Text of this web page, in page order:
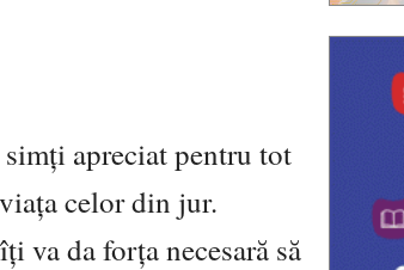
apreciat pentru tot
celor din jur.
va da forța necesară să